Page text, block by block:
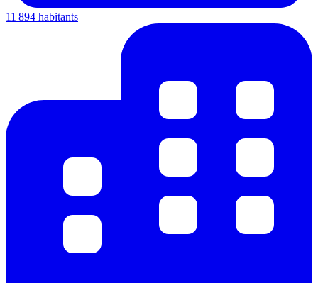
11 894 habitants